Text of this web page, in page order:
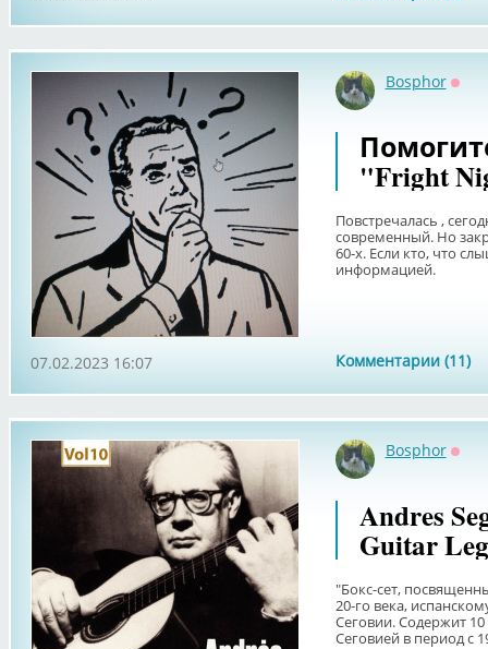
Bosphor
"Fright
Повстречалась ,
современный. Но
60-х. Если кто, что
информацией.
Комментарии (11)
07.02.2023 16:07
Bosphor
Andres
Guitar
"Бокс-сет,
20-го века,
Сеговии. Содержит
Сеговией в период с